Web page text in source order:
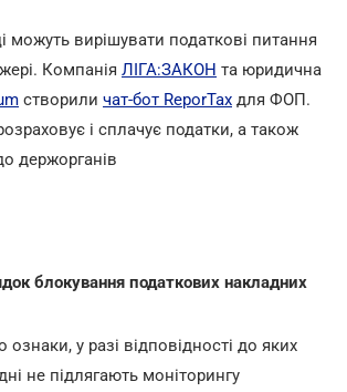
можуть вирішувати податкові питання
Компанія ЛІГА:ЗАКОН та юридична
створили чат-бот ReporTax для ФОП.
і сплачує податки, а також
держорганів
блокування податкових накладних
у разі відповідності до яких
не підлягають моніторингу